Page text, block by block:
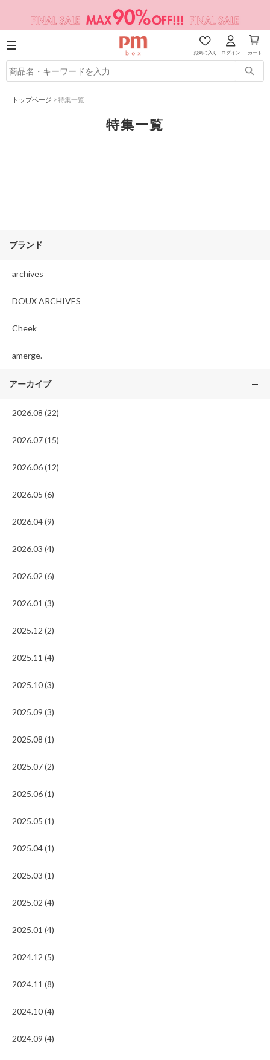
お気に入り ログイン カート
トップページ >特集一覧
特集一覧
ブランド
archives
DOUX ARCHIVES
Cheek
amerge.
アーカイブ
2026.08 (22)
2026.07 (15)
2026.06 (12)
2026.05 (6)
2026.04 (9)
2026.03 (4)
2026.02 (6)
2026.01 (3)
2025.12 (2)
2025.11 (4)
2025.10 (3)
2025.09 (3)
2025.08 (1)
2025.07 (2)
2025.06 (1)
2025.05 (1)
2025.04 (1)
2025.03 (1)
2025.02 (4)
2025.01 (4)
2024.12 (5)
2024.11 (8)
2024.10 (4)
2024.09 (4)